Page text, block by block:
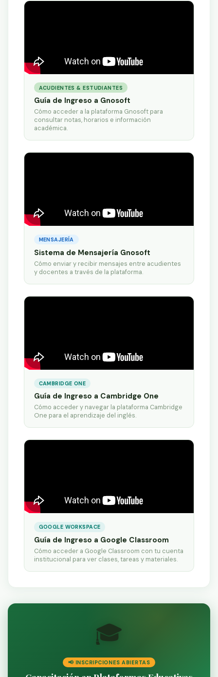
ACUDIENTES & ESTUDIANTES
Guía de Ingreso a Gnosoft
Cómo acceder a la plataforma Gnosoft para
consultar notas, horarios e información
académica.
MENSAJERÍA
Sistema de Mensajería Gnosoft
Cómo enviar y recibir mensajes entre acudientes
y docentes a través de la plataforma.
CAMBRIDGE ONE
Guía de Ingreso a Cambridge One
Cómo acceder y navegar la plataforma Cambridge
One para el aprendizaje del inglés.
GOOGLE WORKSPACE
Guía de Ingreso a Google Classroom
Cómo acceder a Google Classroom con tu cuenta
institucional para ver clases, tareas y materiales.
🎓
📢 INSCRIPCIONES ABIERTAS